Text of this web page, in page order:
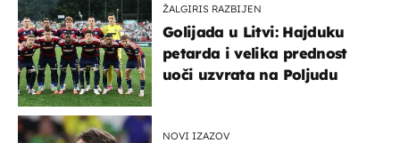
ŽALGIRIS RAZBIJEN
Golijada u Litvi: Hajduku
petarda i velika prednost
uoči uzvrata na Poljudu
NOVI IZAZOV